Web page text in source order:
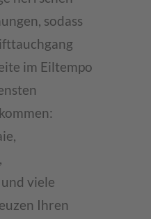
sodass
im Eiltempo
viele
Ihren